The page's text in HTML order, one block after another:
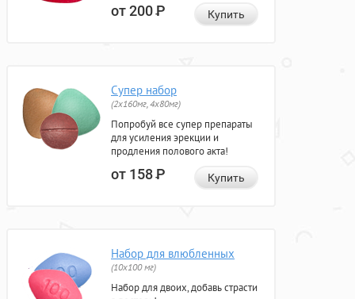
от 200Р Купить
Супер набор
(2х160мг, 4х80мг)
Попробуй все супер препараты
для усиления эрекции и
продления полового акта!
от 158Р Купить
Набор для влюбленных
(10х100 мг)
Набор для двоих, добавь страсти